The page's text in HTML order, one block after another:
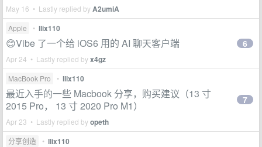
May 16 • Lastly replied byA2umiA
Apple • llix110
😊Vibe 了一个给 iOS6 用的 AI 聊天客户端
Apr 24 • Lastly replied byx4gz
6
MacBook Pro • llix110
最近入手的一些 Macbook 分享，购买建议（13 寸
2015 Pro， 13 寸 2020 Pro M1）
Apr 23 • Lastly replied byopeth
7
分享创造 • llix110